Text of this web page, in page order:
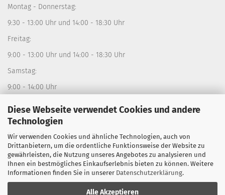
Diese Webseite verwendet Cookies und andere
Technologien
Wir verwenden Cookies und ähnliche Technologien, auch von
Drittanbietern, um die ordentliche Funktionsweise der Website zu
gewährleisten, die Nutzung unseres Angebotes zu analysieren und
Ihnen ein bestmögliches Einkaufserlebnis bieten zu können. Weitere
Informationen finden Sie in unserer Datenschutzerklärung.
Alle Akzeptieren
Montag - Donnerstag:
9:30 - 13:00 Uhr und 14:00 - 18:30 Uhr
Freitag:
9:00 - 13:00 Uhr und 14:00 - 18:30 Uhr
Samstag:
9:00 - 14:00 Uhr
Social Media
Instagram:sporthausfistelmann
Facebook: Sporthaus Fistelmann